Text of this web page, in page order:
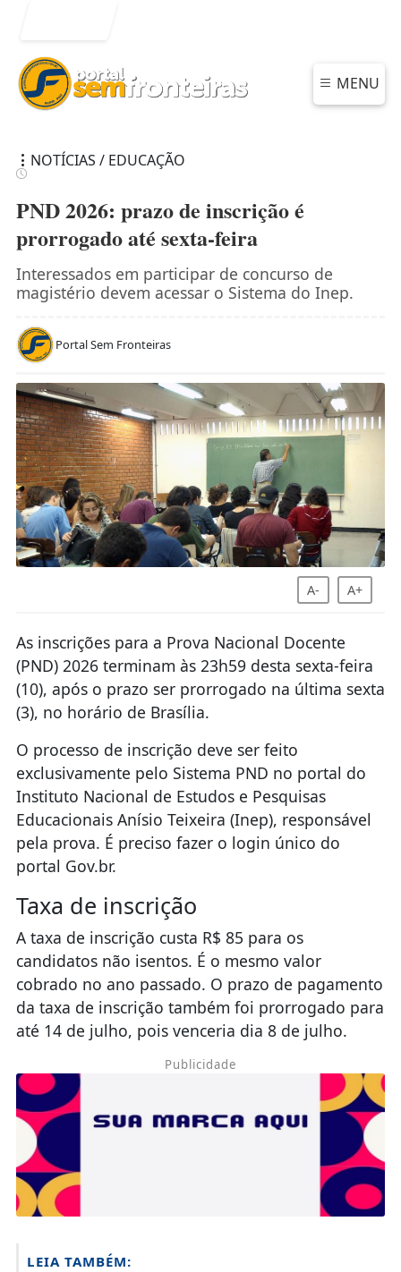
MENU
NOTÍCIAS / EDUCAÇÃO
PND 2026: prazo de inscrição é
prorrogado até sexta-feira
Interessados em participar de concurso de
magistério devem acessar o Sistema do Inep.
Portal Sem Fronteiras
A- A+
As inscrições para a Prova Nacional Docente
(PND) 2026 terminam às 23h59 desta sexta-feira
(10), após o prazo ser prorrogado na última sexta
(3), no horário de Brasília.
O processo de inscrição deve ser feito
exclusivamente pelo Sistema PND no portal do
Instituto Nacional de Estudos e Pesquisas
Educacionais Anísio Teixeira (Inep), responsável
pela prova. É preciso fazer o login único do
portal Gov.br.
Taxa de inscrição
A taxa de inscrição custa R$ 85 para os
candidatos não isentos. É o mesmo valor
cobrado no ano passado. O prazo de pagamento
da taxa de inscrição também foi prorrogado para
até 14 de julho, pois venceria dia 8 de julho.
Publicidade
LEIA TAMBÉM: